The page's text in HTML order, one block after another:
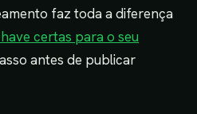
faz toda a diferença
certas para o seu
antes de publicar